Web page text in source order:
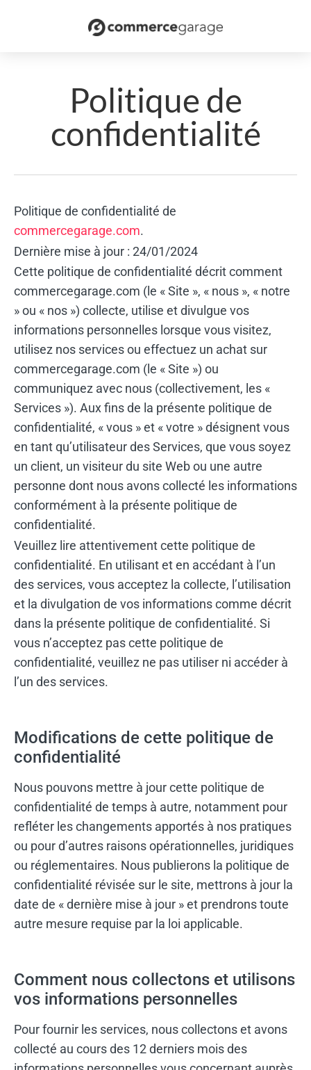
Politique de
confidentialité
Politique de confidentialité de
commercegarage.com.
Dernière mise à jour : 24/01/2024
Cette politique de confidentialité décrit comment
commercegarage.com (le « Site », « nous », « notre
» ou « nos ») collecte, utilise et divulgue vos
informations personnelles lorsque vous visitez,
utilisez nos services ou effectuez un achat sur
commercegarage.com (le « Site ») ou
communiquez avec nous (collectivement, les «
Services »). Aux fins de la présente politique de
confidentialité, « vous » et « votre » désignent vous
en tant qu’utilisateur des Services, que vous soyez
un client, un visiteur du site Web ou une autre
personne dont nous avons collecté les informations
conformément à la présente politique de
confidentialité.
Veuillez lire attentivement cette politique de
confidentialité. En utilisant et en accédant à l’un
des services, vous acceptez la collecte, l’utilisation
et la divulgation de vos informations comme décrit
dans la présente politique de confidentialité. Si
vous n’acceptez pas cette politique de
confidentialité, veuillez ne pas utiliser ni accéder à
l’un des services.
Modifications de cette politique de
confidentialité
Nous pouvons mettre à jour cette politique de
confidentialité de temps à autre, notamment pour
refléter les changements apportés à nos pratiques
ou pour d’autres raisons opérationnelles, juridiques
ou réglementaires. Nous publierons la politique de
confidentialité révisée sur le site, mettrons à jour la
date de « dernière mise à jour » et prendrons toute
autre mesure requise par la loi applicable.
Comment nous collectons et utilisons
vos informations personnelles
Pour fournir les services, nous collectons et avons
collecté au cours des 12 derniers mois des